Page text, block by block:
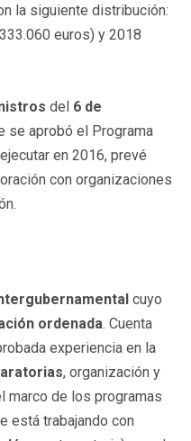
la siguiente distribución:
euros) y 2018
del 6 de
se aprobó el Programa
en 2016, prevé
con organizaciones
cuyo
ordenada. Cuenta
experiencia en la
, organización y
marco de los programas
está trabajando con